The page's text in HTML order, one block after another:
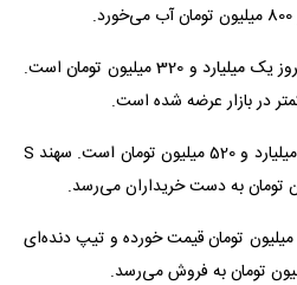
قیمت ساینا S دنده‌ای در بازار امروز یک میلیارد و 320 میلیون تومان است.
قیمت اطلس در بازار خودرو یک میلیارد و 520 میلیون تومان است. سهند S
شاهین دنده‌ای دو میلیارد و 100 میلیون تومان قیمت خورده و تیپ دنده‌ای